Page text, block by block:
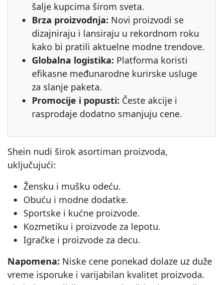
šalje kupcima širom sveta.
Brza proizvodnja: Novi proizvodi se
dizajniraju i lansiraju u rekordnom roku
kako bi pratili aktuelne modne trendove.
Globalna logistika: Platforma koristi
efikasne međunarodne kurirske usluge
za slanje paketa.
Promocije i popusti: Česte akcije i
rasprodaje dodatno smanjuju cene.
Shein nudi širok asortiman proizvoda,
uključujući:
Žensku i mušku odeću.
Obuću i modne dodatke.
Sportske i kućne proizvode.
Kozmetiku i proizvode za lepotu.
Igračke i proizvode za decu.
Napomena: Niske cene ponekad dolaze uz duže
vreme isporuke i varijabilan kvalitet proizvoda.